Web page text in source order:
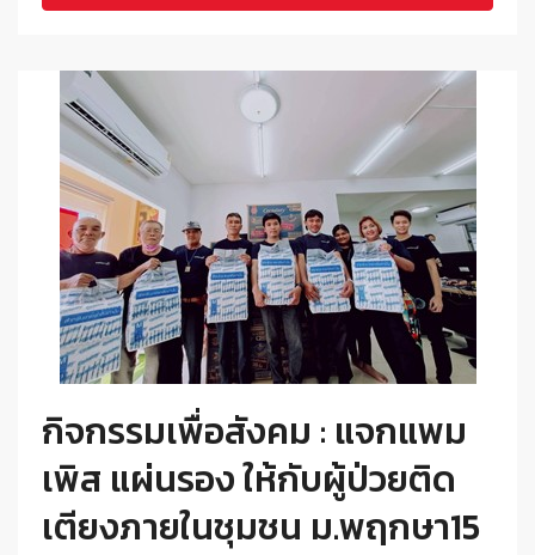
กิจกรรมเพื่อสังคม : แจกแพม
เพิส แผ่นรอง ให้กับผู้ป่วยติด
เตียงภายในชุมชน ม.พฤกษา15